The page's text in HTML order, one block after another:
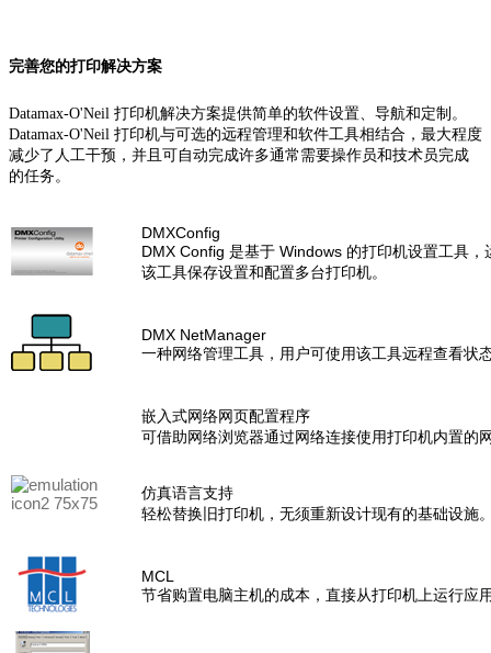
完善您的打印解决方案
Datamax-O'Neil 打印机解决方案提供简单的软件设置、导航和定制。
Datamax-O'Neil 打印机与可选的远程管理和软件工具相结合，最大程度
减少了人工干预，并且可自动完成许多通常需要操作员和技术员完成
的任务。
DMXConfig
DMX Config 是基于 Windows 的打印机设置工具
该工具保存设置和配置多台打印机。
DMX NetManager
一种网络管理工具，用户可使用该工具远程查看状态
嵌入式网络网页配置程序
可借助网络浏览器通过网络连接使用打印机内置的网页
仿真语言支持
轻松替换旧打印机，无须重新设计现有的基础设施
MCL
节省购置电脑主机的成本，直接从打印机上运行应用